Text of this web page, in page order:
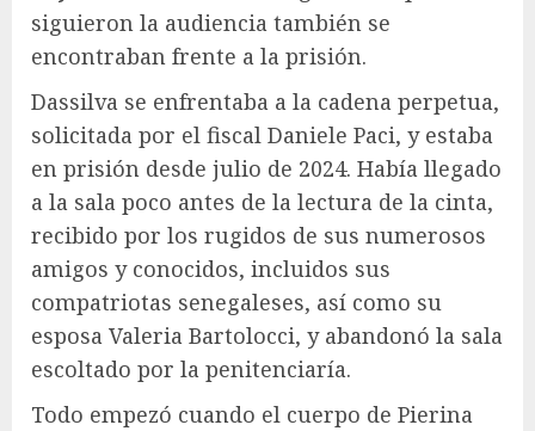
siguieron la audiencia también se
encontraban frente a la prisión.
Dassilva se enfrentaba a la cadena perpetua,
solicitada por el fiscal Daniele Paci, y estaba
en prisión desde julio de 2024. Había llegado
a la sala poco antes de la lectura de la cinta,
recibido por los rugidos de sus numerosos
amigos y conocidos, incluidos sus
compatriotas senegaleses, así como su
esposa Valeria Bartolocci, y abandonó la sala
escoltado por la penitenciaría.
Todo empezó cuando el cuerpo de Pierina